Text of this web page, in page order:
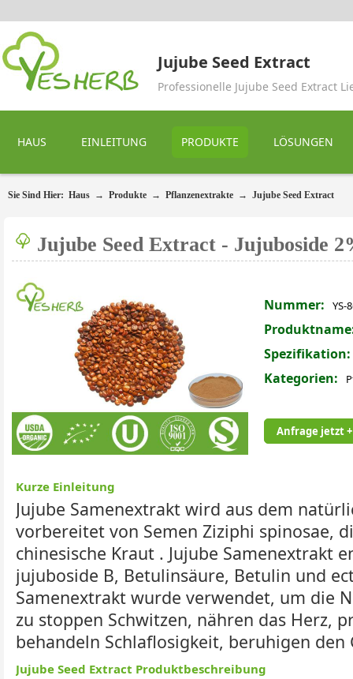
Jujube Seed Extract
Professionelle Jujube Seed Extract
HAUS EINLEITUNG PRODUKTE LÖSUNGEN
Sie Sind Hier: Haus → Produkte → Pflanzenextrakte → Jujube Seed Extract
Jujube Seed Extract - Jujuboside
Nummer: YS-
Spezifikation:
Kategorien:
Anfrage jetzt +
Kurze Einleitung
Jujube Samenextrakt wird aus dem
vorbereitet von Semen Ziziphi spinosae,
chinesische Kraut . Jujube Samenextrakt
jujuboside B, Betulinsäure, Betulin und
Samenextrakt wurde verwendet, um die
zu stoppen Schwitzen, nähren das Herz,
behandeln Schlaflosigkeit, beruhigen den
Jujube Seed Extract Produktbeschreibung